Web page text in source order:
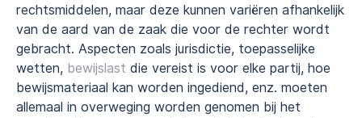
rechtsmiddelen, maar deze kunnen variëren afhankelijk
van de aard van de zaak die voor de rechter wordt
gebracht. Aspecten zoals jurisdictie, toepasselijke
wetten, bewijslast die vereist is voor elke partij, hoe
bewijsmateriaal kan worden ingediend, enz. moeten
allemaal in overweging worden genomen bij het